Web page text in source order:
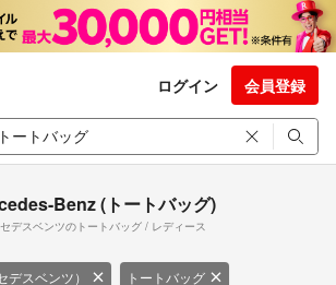
ログイン 会員登録
Benz (トートバッグ)
セデスベンツのトートバッグ / レディース
スベンツ） トートバッグ